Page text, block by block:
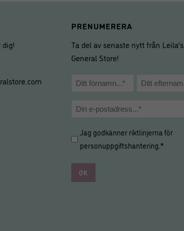
PRENUMERERA
Ta del av senaste nytt från Leila’s
General Store!
Namn
E-
Hantering
av
*
Jag godkänner riktlinjerna för
personuppgiftshantering .*